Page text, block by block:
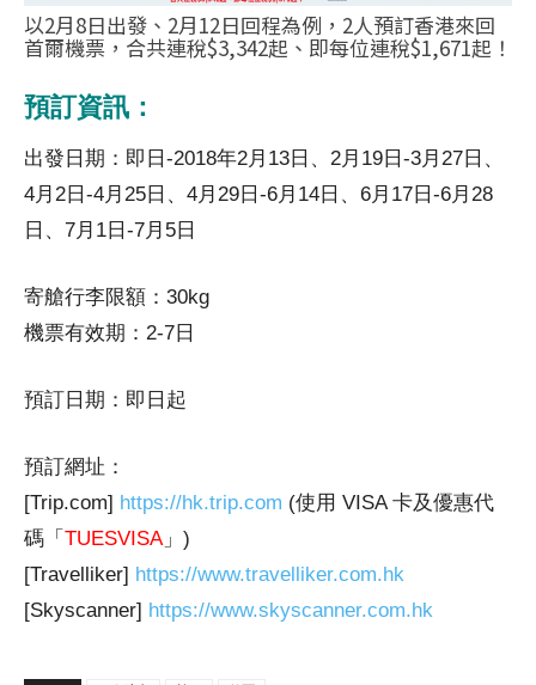
以2月8日出發、2月12日回程為例，2人預訂香港來回
首爾機票，合共連稅$3,342起、即每位連稅$1,671起！
預訂資訊：
出發日期：即日-2018年2月13日、2月19日-3月27日、
4月2日-4月25日、4月29日-6月14日、6月17日-6月28
日、7月1日-7月5日
寄艙行李限額：30kg
機票有效期：2-7日
預訂日期：即日起
預訂網址：
[Trip.com] https://hk.trip.com (使用 VISA 卡及優惠代
碼「 TUESVISA」)
[Travelliker] https://www.travelliker.com.hk
[Skyscanner] https://www.skyscanner.com.hk